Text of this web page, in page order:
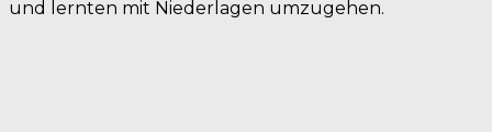
und lernten mit Niederlagen umzugehen.